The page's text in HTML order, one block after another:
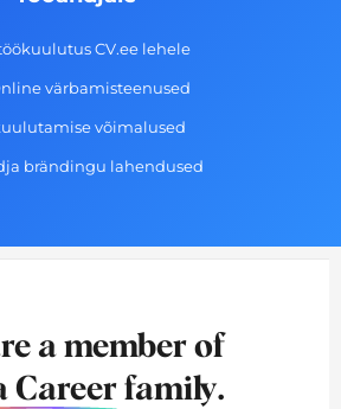
CV.ee lehele
värbamisteenused
võimalused
brändingu lahendused
a member of
Career family.